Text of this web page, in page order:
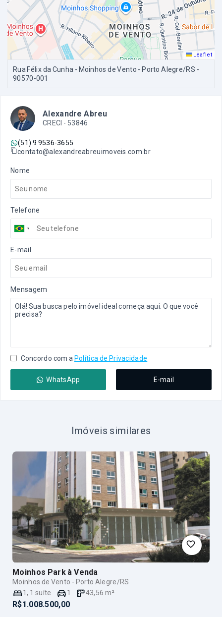
Leaflet
Rua Félix da Cunha - Moinhos de Vento - Porto Alegre/RS -
90570-001
Alexandre Abreu
CRECI - 53846
(51) 9 9536-3655
contato@alexandreabreuimoveis.com.br
Nome
Telefone
E-mail
Mensagem
Concordo com a Política de Privacidade
WhatsApp E-mail
Imóveis similares
Moinhos Park à Venda
Moinhos de Vento - Porto Alegre/RS
1, 1 suíte 1 43,56 m²
R$1.008.500,00